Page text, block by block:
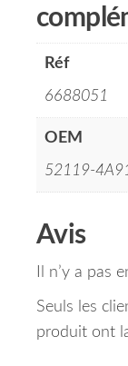
Réf
6688051
OEM
52119-
Avis
Il n’y a pas
Seuls les
produit ont